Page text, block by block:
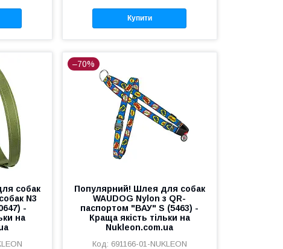
Купити
собак
N3
-
на
–70%
Популярний! Шлея для собак
WAUDOG Nylon з QR-
паспортом "ВАУ" S (5463) -
Краща якість тільки на
Nukleon.com.ua
691166-01-NUKLEON